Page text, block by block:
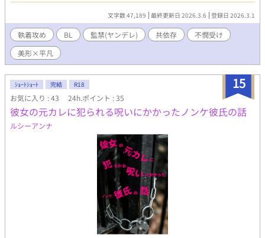
ているのか？ 拷問暴力要素あり（受けや攻めにじゃない） pixiv
にも載せています。
文字数 47,189 最終更新日 2026.3.6 登録日 2026.3.1
執着攻め BL 監禁(ヤンデレ) 共依存
不憫受け
美形×平凡
15
ｼｮｰﾄｼｮｰﾄ 完結 R18
お気に入り : 43 24h.ポイント : 35
彼女の元カレに犯られる呪いにかかったノンケ彼氏の話
ルシーアンナ